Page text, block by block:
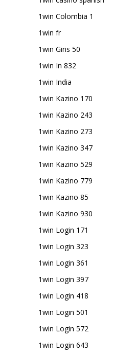
1win Colombia 1
1win fr
1win Giris 50
1win In 832
1win India
1win Kazino 170
1win Kazino 243
1win Kazino 273
1win Kazino 347
1win Kazino 529
1win Kazino 779
1win Kazino 85
1win Kazino 930
1win Login 171
1win Login 323
1win Login 361
1win Login 397
1win Login 418
1win Login 501
1win Login 572
1win Login 643